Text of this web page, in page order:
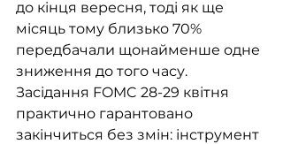
до кінця вересня, тоді як ще
місяць тому близько 70%
передбачали щонайменше одне
зниження до того часу.
Засідання FOMC 28-29 квітня
практично гарантовано
закінчиться без змін: інструмент